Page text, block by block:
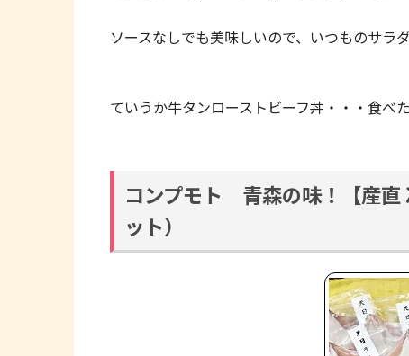
ソースなしでも美味しいので、いつものサラ
ていうか牛タンローストビーフ丼・・・食べ
コンプモト 青森の味！【産直
ット）